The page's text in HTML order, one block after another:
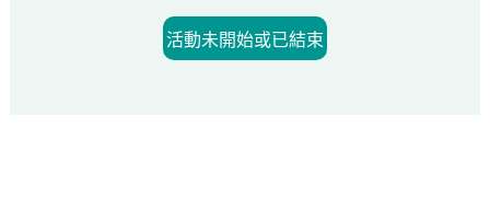
活動未開始或已結束